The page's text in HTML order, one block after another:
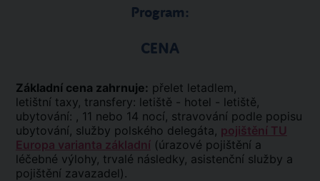
Program:
CENA
Základní cena zahrnuje: přelet letadlem,
letištní taxy, transfery: letiště - hotel - letiště,
ubytování: , 11 nebo 14 nocí, stravování podle popisu
ubytování, služby polského delegáta, pojištění TU
Europa varianta základní (úrazové pojištění a
léčebné výlohy, trvalé následky, asistenční služby a
pojištění zavazadel).